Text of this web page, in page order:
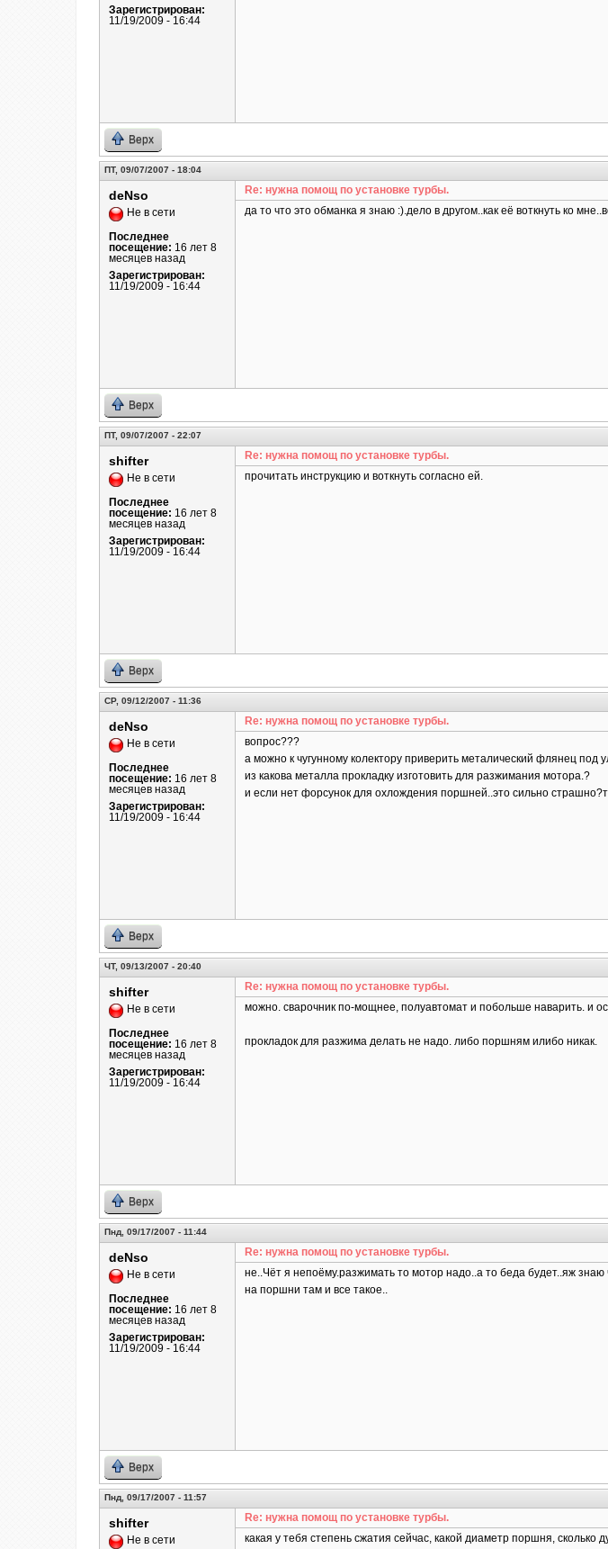
Зарегистрирован:
11/19/2009 - 16:44
Верх
ПТ, 09/07/2007 - 18:04
deNso
Не в сети
Последнее
посещение: 16 лет 8
месяцев назад
Зарегистрирован:
11/19/2009 - 16:44
Re: нужна помощ по установке турбы.
да то что это обманка я знаю :).дело в другом..как её воткнуть ко
Верх
ПТ, 09/07/2007 - 22:07
shifter
Не в сети
Последнее
посещение: 16 лет 8
месяцев назад
Зарегистрирован:
11/19/2009 - 16:44
Re: нужна помощ по установке турбы.
прочитать инструкцию и воткнуть согласно ей.
Верх
СР, 09/12/2007 - 11:36
deNso
Не в сети
Последнее
посещение: 16 лет 8
месяцев назад
Зарегистрирован:
11/19/2009 - 16:44
Re: нужна помощ по установке турбы.
вопрос???
а можно к чугунному колектору приверить металический флянец под
из какова металла прокладку изготовить для разжимания мотора.?
и если нет форсунок для охлождения поршней..это сильно
Верх
ЧТ, 09/13/2007 - 20:40
shifter
Не в сети
Последнее
посещение: 16 лет 8
месяцев назад
Зарегистрирован:
11/19/2009 - 16:44
Re: нужна помощ по установке турбы.
можно. сварочник по-мощнее, полуавтомат и побольше наварить. и
прокладок для разжима делать не надо. либо поршням илибо никак.
Верх
Пнд, 09/17/2007 - 11:44
deNso
Не в сети
Последнее
посещение: 16 лет 8
месяцев назад
Зарегистрирован:
11/19/2009 - 16:44
Re: нужна помощ по установке турбы.
не..Чёт я непоёму.разжимать то мотор надо..а то беда будет..яж
на поршни там и все такое..
Верх
Пнд, 09/17/2007 - 11:57
shifter
Не в сети
Re: нужна помощ по установке турбы.
какая у тебя степень сжатия сейчас, какой диаметр поршня, сколько